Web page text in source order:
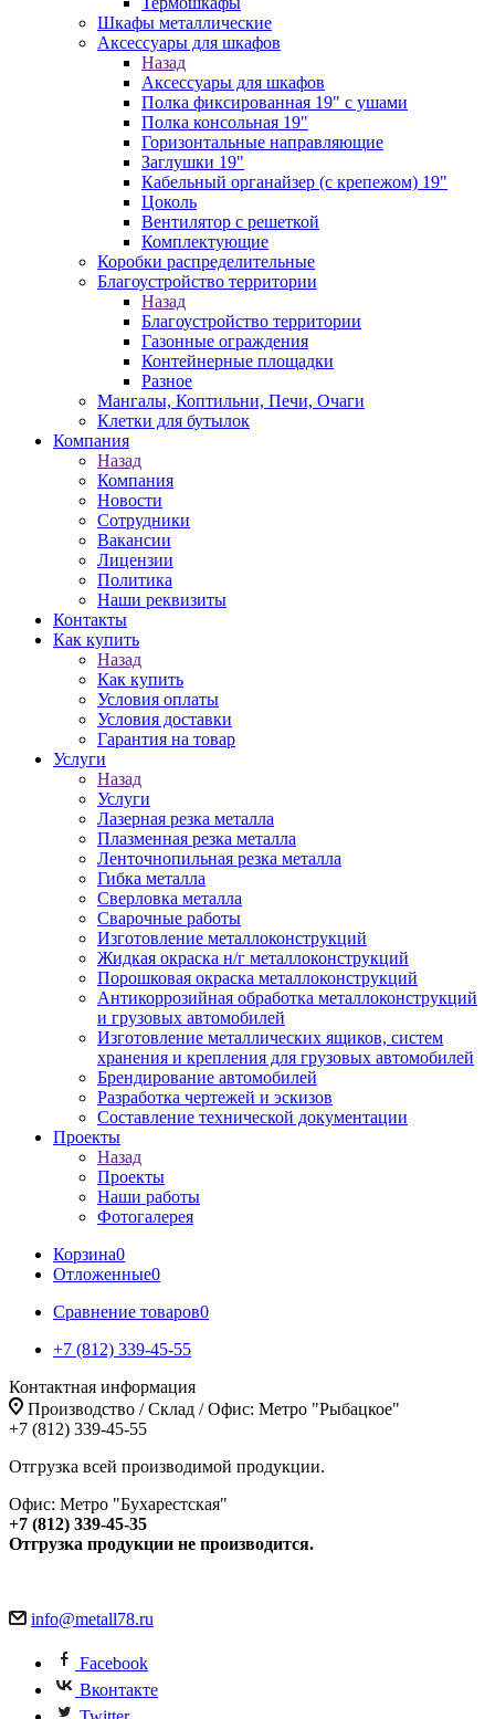
Шкафы металлические
Аксессуары для шкафов
Назад
Аксессуары для шкафов
Полка фиксированная 19" с ушами
Полка консольная 19"
Горизонтальные направляющие
Заглушки 19"
Кабельный органайзер (с крепежом) 19"
Цоколь
Вентилятор с решеткой
Комплектующие
Коробки распределительные
Благоустройство территории
Назад
Благоустройство территории
Газонные ограждения
Контейнерные площадки
Разное
Мангалы, Коптильни, Печи, Очаги
Клетки для бутылок
Компания
Назад
Компания
Новости
Сотрудники
Вакансии
Лицензии
Политика
Наши реквизиты
Контакты
Как купить
Назад
Как купить
Условия оплаты
Условия доставки
Гарантия на товар
Услуги
Назад
Услуги
Лазерная резка металла
Плазменная резка металла
Ленточнопильная резка металла
Гибка металла
Сверловка металла
Сварочные работы
Изготовление металлоконструкций
Жидкая окраска н/г металлоконструкций
Порошковая окраска металлоконструкций
Антикоррозийная обработка металлоконструкций
и грузовых автомобилей
Изготовление металлических ящиков, систем
хранения и крепления для грузовых автомобилей
Брендирование автомобилей
Разработка чертежей и эскизов
Составление технической документации
Проекты
Назад
Проекты
Наши работы
Фотогалерея
Корзина0
Отложенные0
Сравнение товаров0
+7 (812) 339-45-55
Контактная информация
Производство / Склад / Офис: Метро "Рыбацкое"
+7 (812) 339-45-55
Отгрузка всей производимой продукции.
Офис: Метро "Бухарестская"
+7 (812) 339-45-35
Отгрузка продукции не производится.
info@metall78.ru
Facebook
Вконтакте